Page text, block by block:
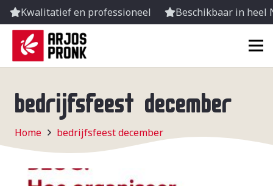
Kwalitatief en professioneel Beschikbaar in heel
bedrijfsfeest december
Home bedrijfsfeest december